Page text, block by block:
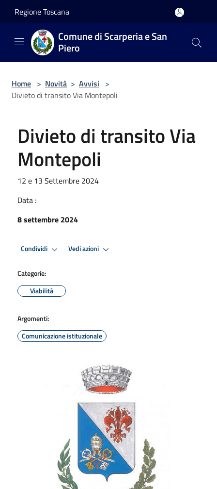
Regione Toscana
Comune di Scarperia e San
Piero
Home > Novità > Avvisi >
Divieto di transito Via Montepoli
Divieto di transito Via
Montepoli
12 e 13 Settembre 2024
Data :
8 settembre 2024
Condividi Vedi azioni
Categorie:
Viabilità
Argomenti:
Comunicazione istituzionale